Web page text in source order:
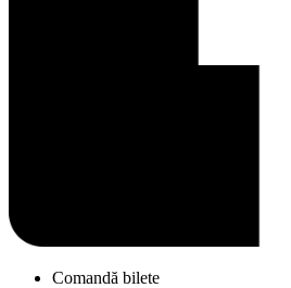
Comandă bilete